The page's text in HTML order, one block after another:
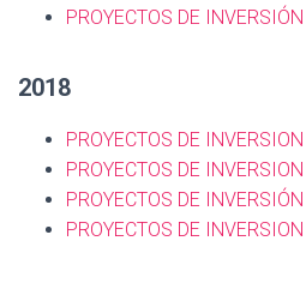
PROYECTOS DE
2018
PROYECTOS DE
PROYECTOS DE
PROYECTOS DE INVERSIÓN
PROYECTOS DE